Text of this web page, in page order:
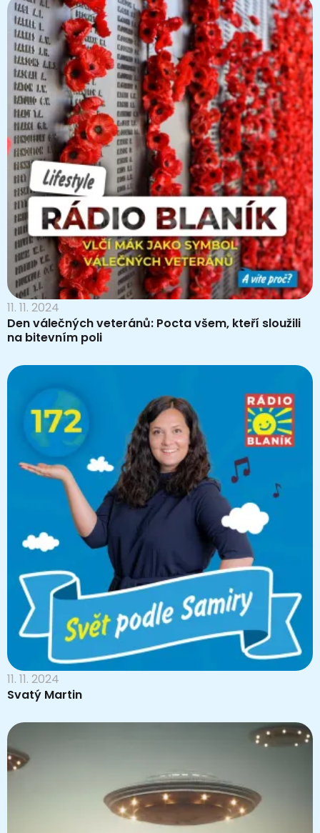
11. 11. 2024
Den válečných veteránů: Pocta všem, kteří sloužili
na bitevním poli
11. 11. 2024
Svatý Martin